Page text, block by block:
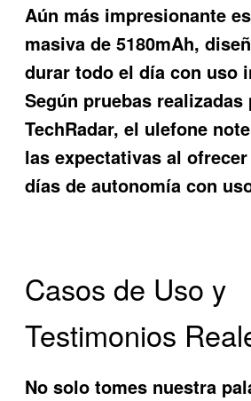
Aún más impresionante
masiva de 5180mAh,
durar todo el día con uso
Según pruebas realizadas
TechRadar, el ulefone
las expectativas al
días de autonomía con
Casos de Uso y
Testimonios
No solo tomes nuestra